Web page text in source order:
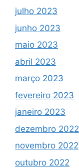
julho 2023
junho 2023
maio 2023
abril 2023
março 2023
fevereiro 2023
janeiro 2023
dezembro 2022
novembro 2022
outubro 2022